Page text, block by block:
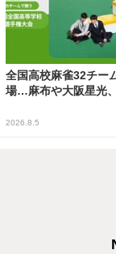
全国高校麻雀32チー
場…麻布や大阪星光
2026.8.5